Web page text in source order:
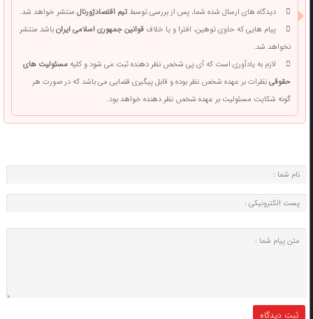
دیدگاه های ارسال شده شما، پس از بررسی توسطتیم اقتصادژورنالمنتشر خواهد شد.
پیام هایی که حاوی توهین، افترا و یا خلافقوانین جمهوری اسلامی ایرانباشد منتشر
نخواهد شد.
لازم به یادآوری است که آی پی شخص نظر دهنده ثبت می شود و کلیهمسئولیت های
حقوقینظرات بر عهده شخص نظر بوده و قابل پیگیری قضایی می باشد که در صورت هر
گونه شکایت مسئولیت بر عهده شخص نظر دهنده خواهد بود.